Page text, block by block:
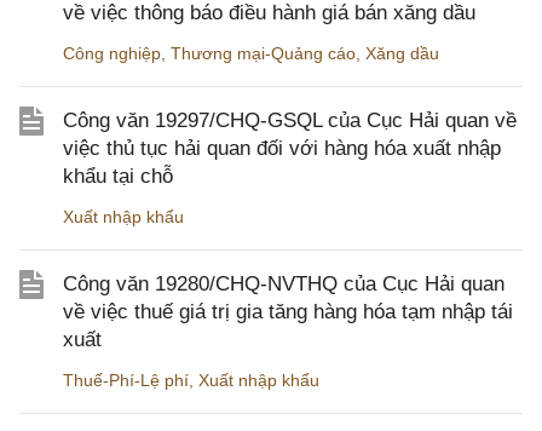
về việc thông báo điều hành giá bán xăng dầu
Công nghiệp Thương mại-Quảng cáo Xăng dầu
Công văn 19297/CHQ-GSQL của Cục Hải quan về
việc thủ tục hải quan đối với hàng hóa xuất nhập
khẩu tại chỗ
Xuất nhập khẩu
Công văn 19280/CHQ-NVTHQ của Cục Hải quan
về việc thuế giá trị gia tăng hàng hóa tạm nhập tái
xuất
Thuế-Phí-Lệ phí Xuất nhập khẩu